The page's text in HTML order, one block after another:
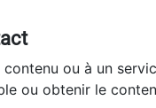
contenu ou à un
ou obtenir le